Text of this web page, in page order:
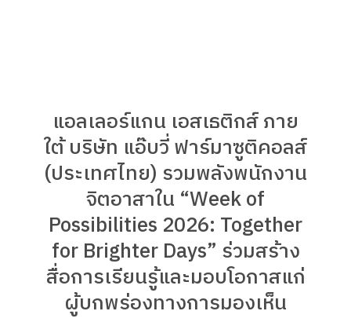
แอลเลอร์แกน เอสเธติกส์ ภาย
ใต้ บริษัท แอ๊บวี่ ฟาร์มาซูติคอลส์
(ประเทศไทย) รวมพลังพนักงาน
จิตอาสาใน “Week of
Possibilities 2026: Together
for Brighter Days” ร่วมสร้าง
สื่อการเรียนรู้และมอบโอกาสแก่
ผู้บกพร่องทางการมองเห็น